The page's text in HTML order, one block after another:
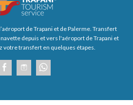
de Trapani et de Palerme. Transfert
depuis et vers l'aéroport de Trapani et
votre transfert en quelques étapes.